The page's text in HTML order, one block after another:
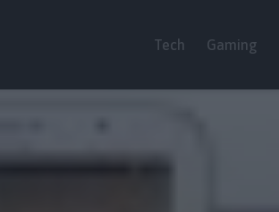
Tech Gaming